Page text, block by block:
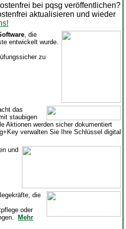
bei pqsg veröffentlichen?
aktualisieren und wieder
, die
entwickelt wurde.
zu
das
staubigen
Aktionen werden sicher dokumentiert
verwalten Sie Ihre Schlüssel digital
und
die
oder
Mehr